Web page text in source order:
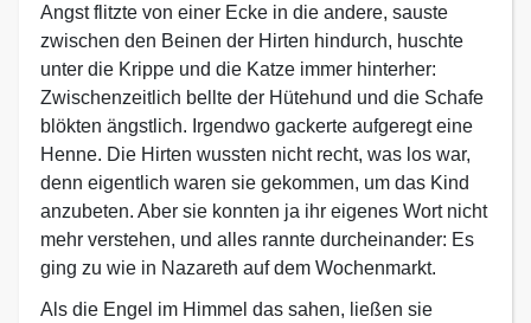
Angst flitzte von einer Ecke in die andere, sauste
zwischen den Beinen der Hirten hindurch, huschte
unter die Krippe und die Katze immer hinterher:
Zwischenzeitlich bellte der Hütehund und die Schafe
blökten ängstlich. Irgendwo gackerte aufgeregt eine
Henne. Die Hirten wussten nicht recht, was los war,
denn eigentlich waren sie gekommen, um das Kind
anzubeten. Aber sie konnten ja ihr eigenes Wort nicht
mehr verstehen, und alles rannte durcheinander: Es
ging zu wie in Nazareth auf dem Wochenmarkt.
Als die Engel im Himmel das sahen, ließen sie